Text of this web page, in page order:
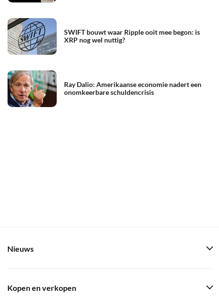
SWIFT bouwt waar Ripple ooit mee begon: is
XRP nog wel nuttig?
Ray Dalio: Amerikaanse economie nadert een
onomkeerbare schuldencrisis
Nieuws
Kopen en verkopen